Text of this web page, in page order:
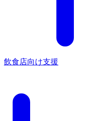
飲食店向け支援